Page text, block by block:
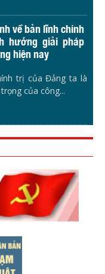
về bản lĩnh chính
hướng giải pháp
hiện nay
trị của Đảng ta là
của công...